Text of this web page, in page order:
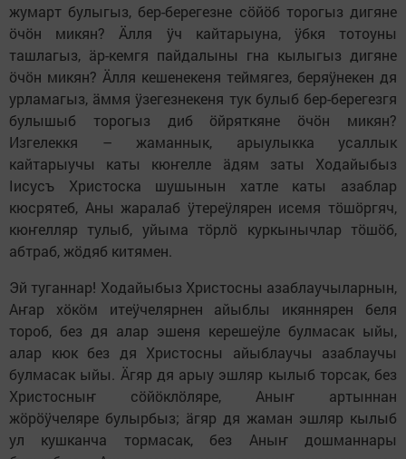
жумарт булыгыз, бер-берегезне сӧйӧб торогыз дигяне
ӧчӧн микян? Ӓлля ӱч кайтарыуна, ӱбкя тотоуны
ташлагыз, ӓр-кемгя пайдалыны гна кылыгыз дигяне
ӧчӧн микян? Ӓлля кешенекеня теймягез, беряӱнекен дя
урламагыз, ӓммя ӱзегезнекеня тук булыб бер-берегезгя
булышыб торогыз диб ӧйряткяне ӧчӧн микян?
Изгелеккя – жаманнык, арыулыкка усаллык
кайтарыучы каты кюҥелле ӓдям заты Ходайыбыз
Iисусъ Христоска шушынын хатле каты азаблар
кюсрятеб, Аны жаралаб ӱтереӱлярен исемя тӧшӧргяч,
кюҥелляр тулыб, уйыма тӧрлӧ куркынычлар тӧшӧб,
абтраб, жӧдяб китямен.
Эй туганнар! Ходайыбыз Христосны азаблаучыларнын,
Аҥар хӧкӧм итеӱчелярнен айыблы икяннярен беля
тороб, без дя алар эшеня керешеӱле булмасак ыйы,
алар кюк без дя Христосны айыблаучы азаблаучы
булмасак ыйы. Ӓгяр дя арыу эшляр кылыб торсак, без
Христосныҥ сӧйӧклӧляре, Аныҥ артыннан
жӧрӧӱчеляре булырбыз; ӓгяр дя жаман эшляр кылыб
ул кушканча тормасак, без Аныҥ дошманнары